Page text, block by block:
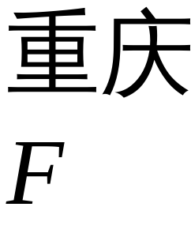
重庆
F